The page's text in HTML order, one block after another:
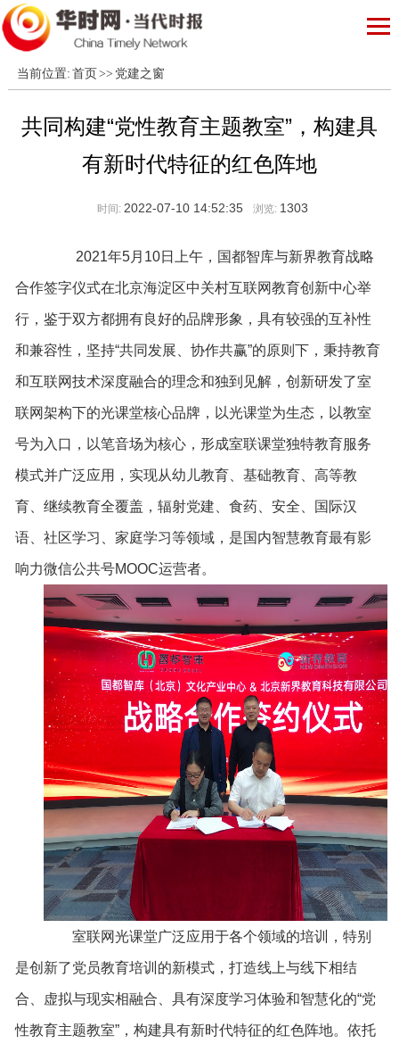
当前位置: 首页 >> 党建之窗
共同构建“党性教育主题教室”，构建具
有新时代特征的红色阵地
时间: 2022-07-10 14:52:35 浏览: 1303
2021年5月10日上午，国都智库与新界教育战略
合作签字仪式在北京海淀区中关村互联网教育创新中心举
行，鉴于双方都拥有良好的品牌形象，具有较强的互补性
和兼容性，坚持“共同发展、协作共赢”的原则下，秉持教育
和互联网技术深度融合的理念和独到见解，创新研发了室
联网架构下的光课堂核心品牌，以光课堂为生态，以教室
号为入口，以笔音场为核心，形成室联课堂独特教育服务
模式并广泛应用，实现从幼儿教育、基础教育、高等教
育、继续教育全覆盖，辐射党建、食药、安全、国际汉
语、社区学习、家庭学习等领域，是国内智慧教育最有影
响力微信公共号MOOC运营者。
室联网光课堂广泛应用于各个领域的培训，特别
是创新了党员教育培训的新模式，打造线上与线下相结
合、虚拟与现实相融合、具有深度学习体验和智慧化的“党
性教育主题教室”，构建具有新时代特征的红色阵地。依托